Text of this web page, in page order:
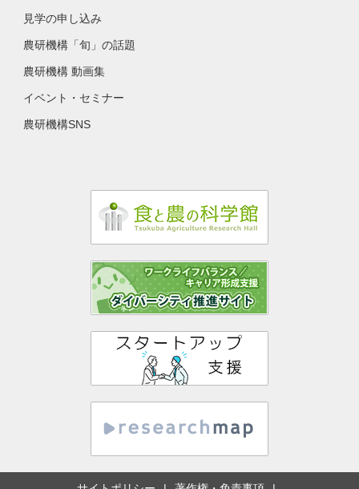
見学の申し込み
農研機構「旬」の話題
農研機構 動画集
イベント・セミナー
農研機構SNS